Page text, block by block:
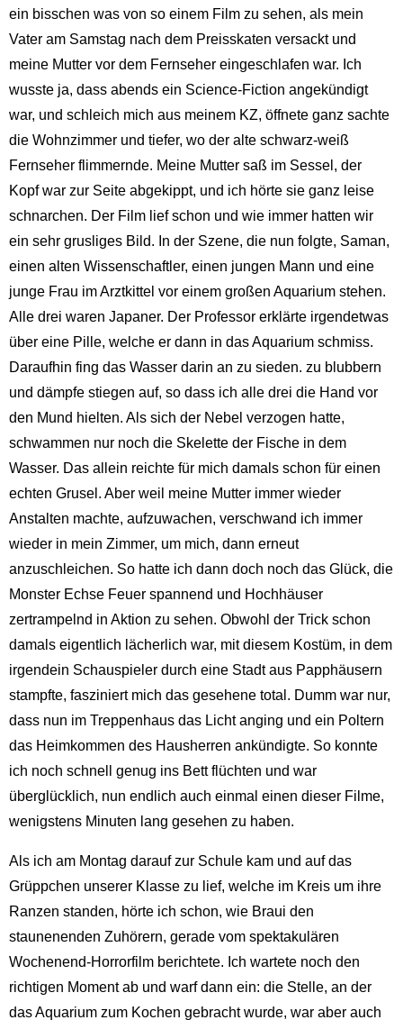
ein bisschen was von so einem Film zu sehen, als mein
Vater am Samstag nach dem Preisskaten versackt und
meine Mutter vor dem Fernseher eingeschlafen war. Ich
wusste ja, dass abends ein Science-Fiction angekündigt
war, und schleich mich aus meinem KZ, öffnete ganz sachte
die Wohnzimmer und tiefer, wo der alte schwarz-weiß
Fernseher flimmernde. Meine Mutter saß im Sessel, der
Kopf war zur Seite abgekippt, und ich hörte sie ganz leise
schnarchen. Der Film lief schon und wie immer hatten wir
ein sehr grusliges Bild. In der Szene, die nun folgte, Saman,
einen alten Wissenschaftler, einen jungen Mann und eine
junge Frau im Arztkittel vor einem großen Aquarium stehen.
Alle drei waren Japaner. Der Professor erklärte irgendetwas
über eine Pille, welche er dann in das Aquarium schmiss.
Daraufhin fing das Wasser darin an zu sieden. zu blubbern
und dämpfe stiegen auf, so dass ich alle drei die Hand vor
den Mund hielten. Als sich der Nebel verzogen hatte,
schwammen nur noch die Skelette der Fische in dem
Wasser. Das allein reichte für mich damals schon für einen
echten Grusel. Aber weil meine Mutter immer wieder
Anstalten machte, aufzuwachen, verschwand ich immer
wieder in mein Zimmer, um mich, dann erneut
anzuschleichen. So hatte ich dann doch noch das Glück, die
Monster Echse Feuer spannend und Hochhäuser
zertrampelnd in Aktion zu sehen. Obwohl der Trick schon
damals eigentlich lächerlich war, mit diesem Kostüm, in dem
irgendein Schauspieler durch eine Stadt aus Papphäusern
stampfte, fasziniert mich das gesehene total. Dumm war nur,
dass nun im Treppenhaus das Licht anging und ein Poltern
das Heimkommen des Hausherren ankündigte. So konnte
ich noch schnell genug ins Bett flüchten und war
überglücklich, nun endlich auch einmal einen dieser Filme,
wenigstens Minuten lang gesehen zu haben.
Als ich am Montag darauf zur Schule kam und auf das
Grüppchen unserer Klasse zu lief, welche im Kreis um ihre
Ranzen standen, hörte ich schon, wie Braui den
staunenenden Zuhörern, gerade vom spektakulären
Wochenend-Horrorfilm berichtete. Ich wartete noch den
richtigen Moment ab und warf dann ein: die Stelle, an der
das Aquarium zum Kochen gebracht wurde, war aber auch